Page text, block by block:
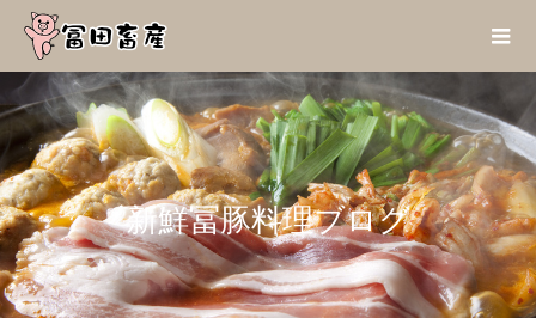
新鮮冨豚料理ブログ